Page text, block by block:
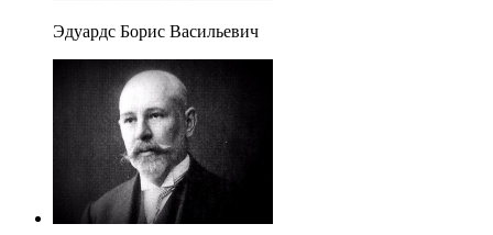
Эдуардс Борис Васильевич